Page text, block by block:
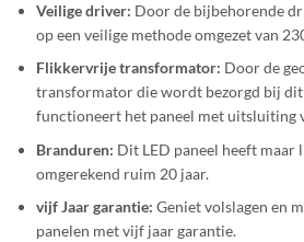
Veilige driver: Door de bijbehorende
op een veilige methode omgezet van
Flikkervrije transformator: Door de
transformator die wordt bezorgd bij dit
functioneert het paneel met uitsluiting
Branduren: Dit LED paneel heeft
omgerekend ruim 20 jaar.
vijf Jaar garantie:Geniet volslagen en
panelen met vijf jaar garantie.